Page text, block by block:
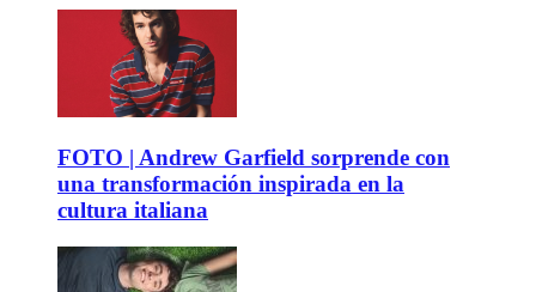
FOTO | Andrew Garfield sorprende con
una transformación inspirada en la
cultura italiana